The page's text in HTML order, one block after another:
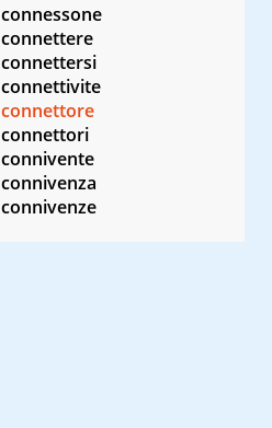
connessone
connettere
connettersi
connettivite
connettore
connettori
connivente
connivenza
connivenze